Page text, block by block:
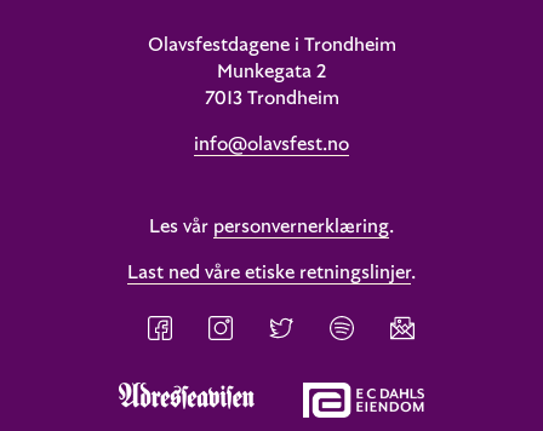
Olavsfestdagene i Trondheim
Munkegata 2
7013 Trondheim
info@olavsfest.no
Les vår personvernerklæring.
Last ned våre etiske retningslinjer.